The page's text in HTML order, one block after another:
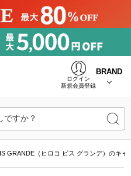
ログイン
新規会員登録
BRAND
ですか？
GRANDE（ヒロコ ビス グランデ）のキャ